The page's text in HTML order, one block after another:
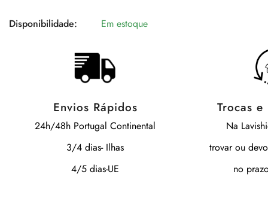
Disponibilidade: Em estoque
Envios Rápidos
24h/48h Portugal Continental
3/4 dias- Ilhas
4/5 dias-UE
Trocas
Na
trovar ou
no